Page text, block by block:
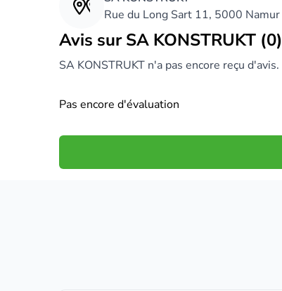
Rue du Long Sart 11, 5000 Namur
Avis sur SA KONSTRUKT (0)
SA KONSTRUKT n'a pas encore reçu d'avis.
Pas encore d'évaluation